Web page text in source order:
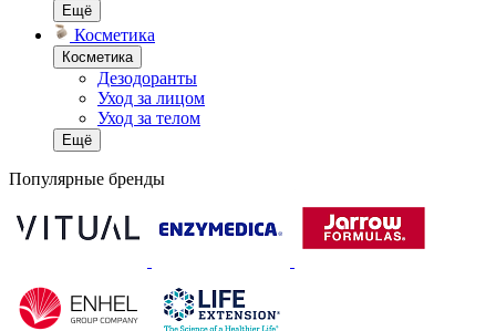
Ещё
Косметика
Косметика
Дезодоранты
Уход за лицом
Уход за телом
Ещё
Популярные бренды